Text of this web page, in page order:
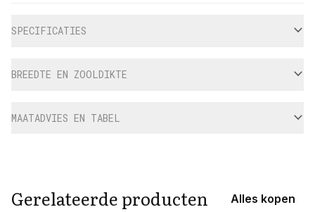
SPECIFICATIES
BREEDTE EN ZOOLDIKTE
MAATADVIES EN TABEL
Gerelateerde producten Alles kopen